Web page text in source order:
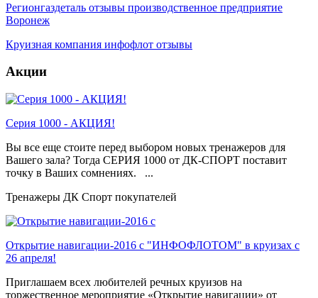
Регионгаздеталь отзывы производственное предприятие
Воронеж
Круизная компания инфофлот отзывы
Акции
Серия 1000 - АКЦИЯ!
Вы все еще стоите перед выбором новых тренажеров для
Вашего зала? Тогда СЕРИЯ 1000 от ДК-СПОРТ поставит
точку в Ваших сомнениях. ...
Тренажеры ДК Спорт покупателей
Открытие навигации-2016 с "ИНФОФЛОТОМ" в круизах с
26 апреля!
Приглашаем всех любителей речных круизов на
торжественное мероприятие «Открытие навигации» от